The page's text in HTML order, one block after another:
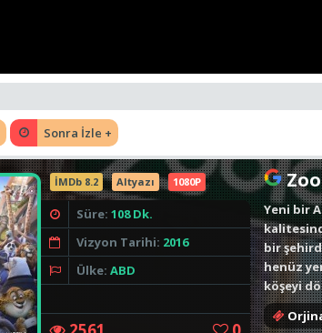
Sonra İzle +
İMDb 8.2 Altyazı 1080P
Süre: 108 Dk.
Vizyon Tarihi: 2016
Ülke: ABD
Yeni bir
bir
henüz
köşeyi
hiç